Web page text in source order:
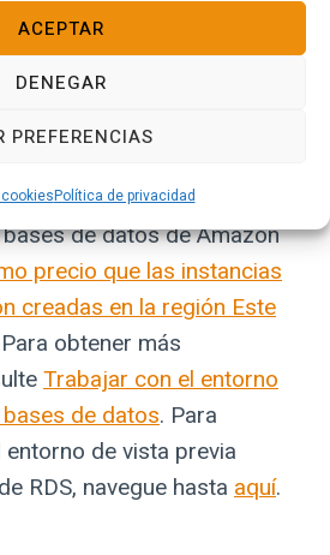
ACEPTAR
DENEGAR
PREFERENCIAS
Política de privacidad
RDS que se crean en el
solo pueden usarse
instancias de bases de
de vista previa.
de datos del entorno
de datos de Amazon
precio que las instancias
creadas en la región Este
obtener más
Trabajar con el entorno
de datos. Para
de vista previa
RDS, navegue hasta aquí.